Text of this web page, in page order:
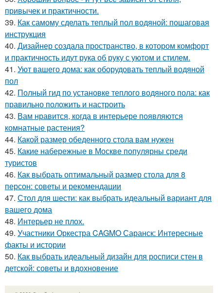
привычек и практичности.
39. Как самому сделать теплый пол водяной: пошаговая
инструкция
40. Дизайнер создала пространство, в котором комфорт
и практичность идут рука об руку с уютом и стилем.
41. Уют вашего дома: как оборудовать теплый водяной
пол
42. Полный гид по установке теплого водяного пола: как
правильно положить и настроить
43. Вам нравится, когда в интерьере появляются
комнатные растения?
44. Какой размер обеденного стола вам нужен
45. Какие набережные в Москве популярны среди
туристов
46. Как выбрать оптимальный размер стола для 8
персон: советы и рекомендации
47. Стол для шести: как выбрать идеальный вариант для
вашего дома
48. Интерьер не плох.
49. Участники Оркестра CAGMO Саранск: Интересные
факты и истории
50. Как выбрать идеальный дизайн для росписи стен в
детской: советы и вдохновение